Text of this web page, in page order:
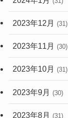
2023年12月 (31)
2023年11月 (30)
2023年10月 (31)
2023年9月 (30)
2023年8月 (31)